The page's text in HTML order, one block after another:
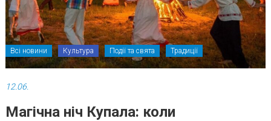
Всі новини Культура Події та свята Традиції
12.06.
Магічна ніч Купала: коли